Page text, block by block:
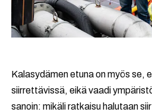
Kalasydämen etuna on myös se,
siirrettävissä, eikä vaadi
sanoin: mikäli ratkaisu halutaan